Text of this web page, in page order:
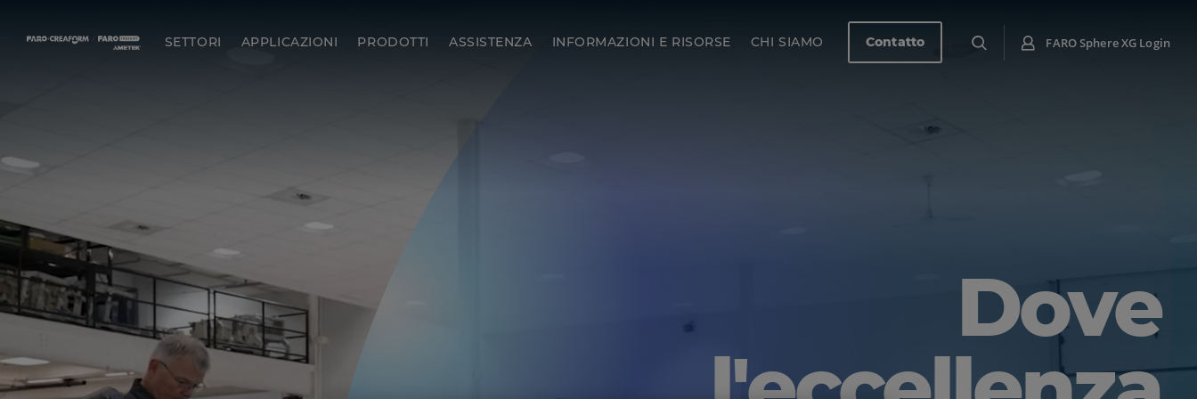
SETTORI APPLICAZIONI PRODOTTI ASSISTENZA INFORMAZIONI E RISORSE CHI SIAMO Contatto FARO Sphere XG Login
Dove